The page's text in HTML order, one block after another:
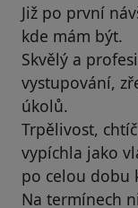
Již po první
kde mám být.
Skvělý a
vystupování,
úkolů.
Trpělivost,
vypíchla jako
po celou dobu
Na termínech